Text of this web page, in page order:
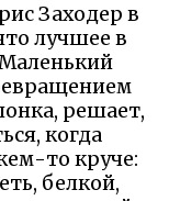
Заходер в
лучшее в
решает,
когда
то круче:
белкой,